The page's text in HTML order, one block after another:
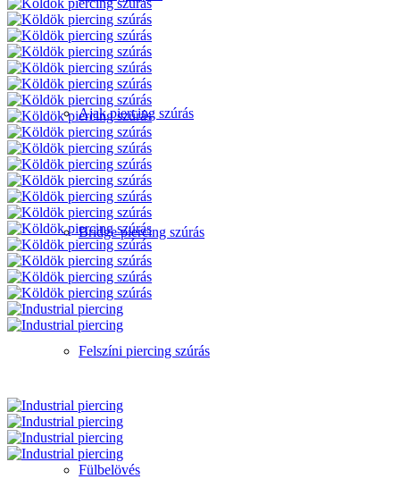
Ajak piercing szúrás
Bridge piercing szúrás
Felszíni piercing szúrás
Fülbelövés